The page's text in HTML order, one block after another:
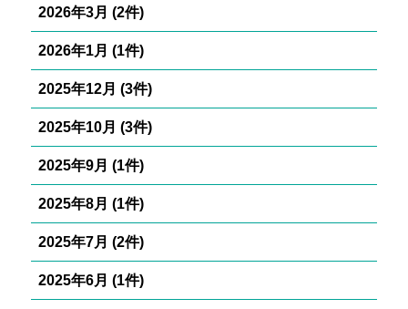
2026年3月 (2件)
2026年1月 (1件)
2025年12月 (3件)
2025年10月 (3件)
2025年9月 (1件)
2025年8月 (1件)
2025年7月 (2件)
2025年6月 (1件)